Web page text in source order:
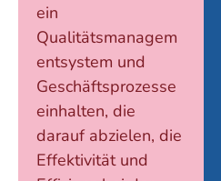
ein
Qualitätsmanagem
entsystem und
Geschäftsprozesse
einhalten, die
darauf abzielen, die
Effektivität und